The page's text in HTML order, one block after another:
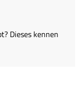
Dieses kennen